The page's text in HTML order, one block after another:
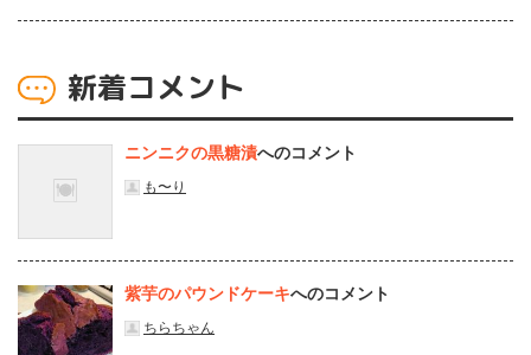
新着コメント
ニンニクの黒糖漬へのコメント
も〜り
紫芋のパウンドケーキへのコメント
ちらちゃん